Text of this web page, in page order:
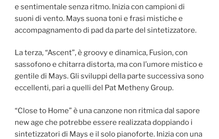
e sentimentale senza ritmo. Inizia con campioni di
suoni di vento. Mays suona toni e frasi mistiche e
accompagnamento di pad da parte del sintetizzatore.
La terza, “Ascent”, è groovy e dinamica, Fusion, con
sassofono e chitarra distorta, ma con l’umore mistico e
gentile di Mays. Gli sviluppi della parte successiva sono
eccellenti, pari a quelli del Pat Metheny Group.
“Close to Home” è una canzone non ritmica dal sapore
new age che potrebbe essere realizzata doppiando i
sintetizzatori di Mays e il solo pianoforte. Inizia con una